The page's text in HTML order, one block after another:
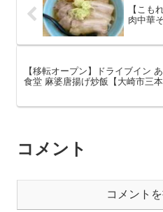
【こも
肉中華
【移転オープン】ドライブイン
食堂 麻婆唐揚げ炒飯【大崎市三本
コメント
コメント